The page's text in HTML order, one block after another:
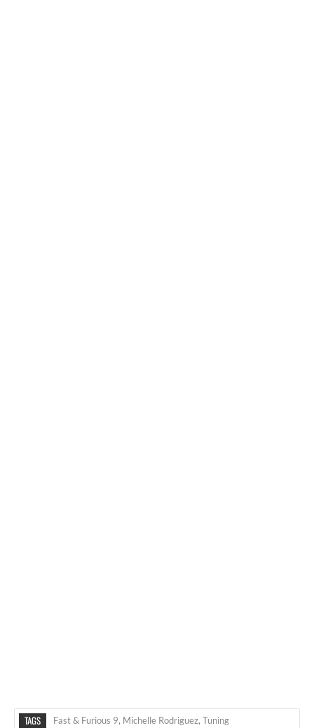
TAGS Fast & Furious 9, Michelle Rodriguez, Tuning